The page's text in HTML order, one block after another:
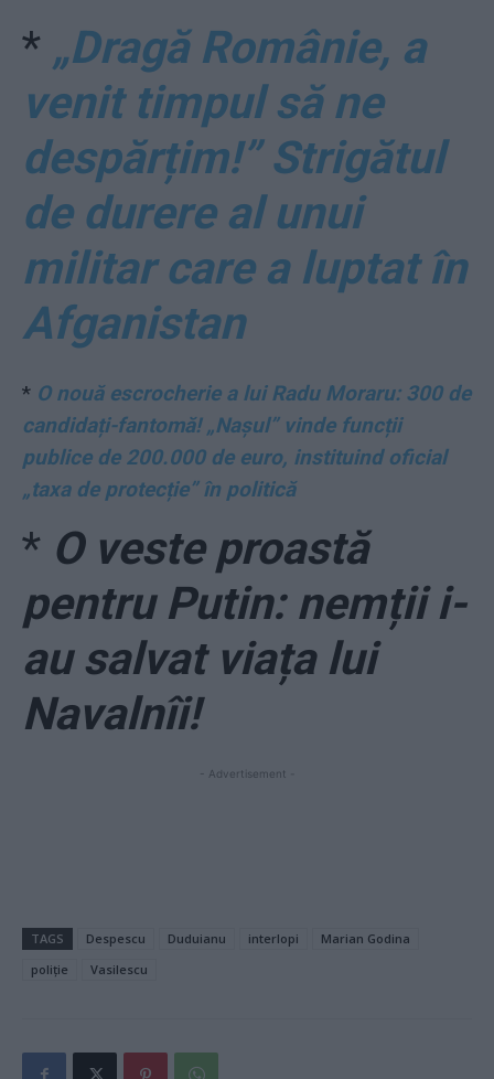
* „Dragă Românie, a
venit timpul să ne
despărțim!” Strigătul
de durere al unui
militar care a luptat în
Afganistan
* O nouă escrocherie a lui Radu Moraru: 300 de
candidați-fantomă! „Nașul” vinde funcții
publice de 200.000 de euro, instituind oficial
„taxa de protecție” în politică
* O veste proastă
pentru Putin: nemții i-
au salvat viața lui
Navalnîi!
- Advertisement -
TAGS Despescu Duduianu interlopi
Marian Godina
poliție
Vasilescu